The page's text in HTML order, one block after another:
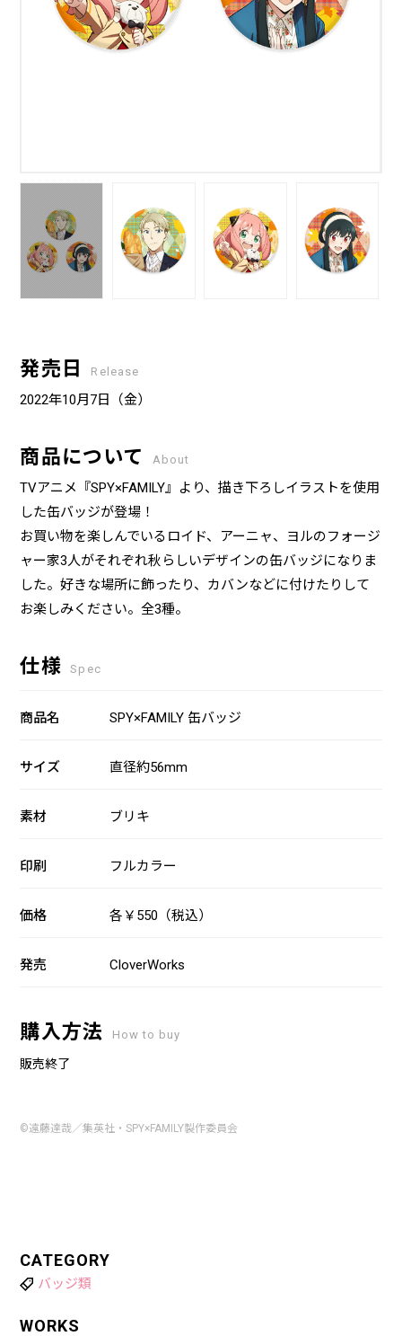
発売日 Release
2022年10月7日（金）
商品について About
TVアニメ『SPY×FAMILY』より、描き下ろしイラストを使用
した缶バッジが登場！
お買い物を楽しんでいるロイド、アーニャ、ヨルのフォージ
ャー家3人がそれぞれ秋らしいデザインの缶バッジになりま
した。好きな場所に飾ったり、カバンなどに付けたりして
お楽しみください。全3種。
仕様 Spec
商品名 SPY×FAMILY 缶バッジ
サイズ 直径約56mm
素材 ブリキ
印刷 フルカラー
価格 各￥550（税込）
発売 CloverWorks
購入方法 How to buy
販売終了
©遠藤達哉／集英社・SPY×FAMILY製作委員会
CATEGORY
バッジ類
WORKS